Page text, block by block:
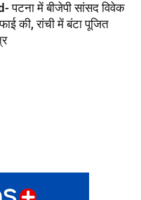
पटना में बीजेपी सांसद विवेक
की, रांची में बंटा पूजित